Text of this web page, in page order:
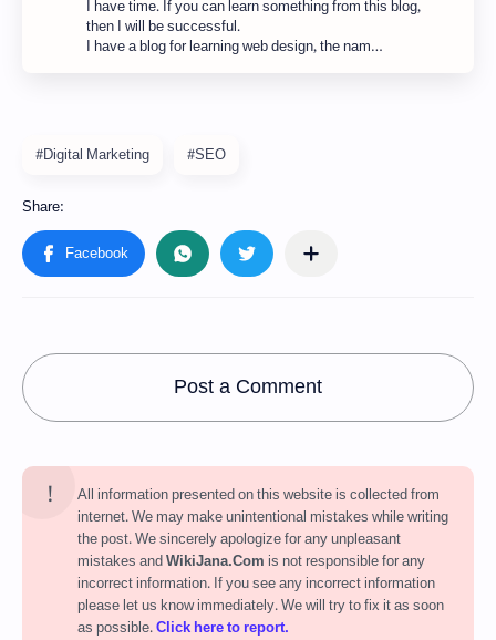
I have time. If you can learn something from this blog,
then I will be successful.
I have a blog for learning web design, the nam…
#Digital Marketing #SEO
Post a Comment
All information presented on this website is collected from
internet. We may make unintentional mistakes while writing
the post. We sincerely apologize for any unpleasant
mistakes andWikiJana.Com is not responsible for any
incorrect information. If you see any incorrect information
please let us know immediately. We will try to fix it as soon
as possible.Click here to report.